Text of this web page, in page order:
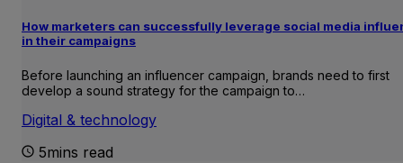
How marketers can successfully leverage social media
in their campaigns
Before launching an influencer campaign, brands need to first
develop a sound strategy for the campaign to…
Digital & technology
5mins read